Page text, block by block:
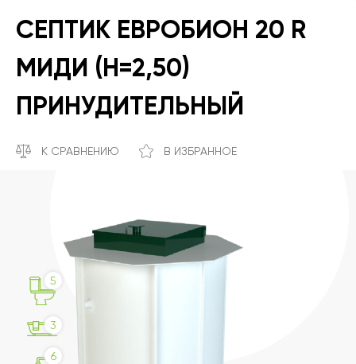
СЕПТИК ЕВРОБИОН 20 R
МИДИ (Н=2,50)
ПРИНУДИТЕЛЬНЫЙ
К СРАВНЕНИЮ В ИЗБРАННОЕ
5
3
6